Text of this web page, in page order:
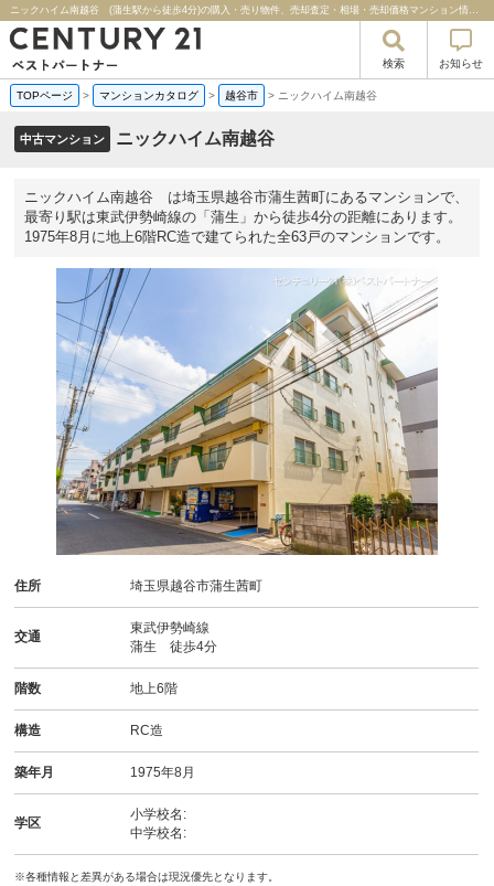
ニックハイム南越谷 (蒲生駅から徒歩4分)の購入・売り物件、売却査定・相場・売却価格マンション情報｜センチュリー２１ベストパートナー
検索 お知らせ
TOPページ > マンションカタログ > 越谷市 > ニックハイム南越谷
中古マンション ニックハイム南越谷
ニックハイム南越谷 は埼玉県越谷市蒲生茜町にあるマンションで、
最寄り駅は東武伊勢崎線の「蒲生」から徒歩4分の距離にあります。
1975年8月に地上6階RC造で建てられた全63戸のマンションです。
住所 埼玉県越谷市蒲生茜町
交通
東武伊勢崎線
蒲生 徒歩4分
階数 地上6階
構造 RC造
築年月 1975年8月
学区
小学校名:
中学校名:
※各種情報と差異がある場合は現況優先となります。